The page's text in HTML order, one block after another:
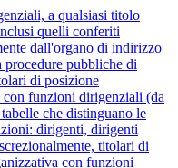
a qualsiasi titolo
quelli conferiti
dall'organo di indirizzo
procedure pubbliche di
di posizione
con funzioni dirigenziali (da
che distinguano le
dirigenti, dirigenti
titolari di
con funzioni